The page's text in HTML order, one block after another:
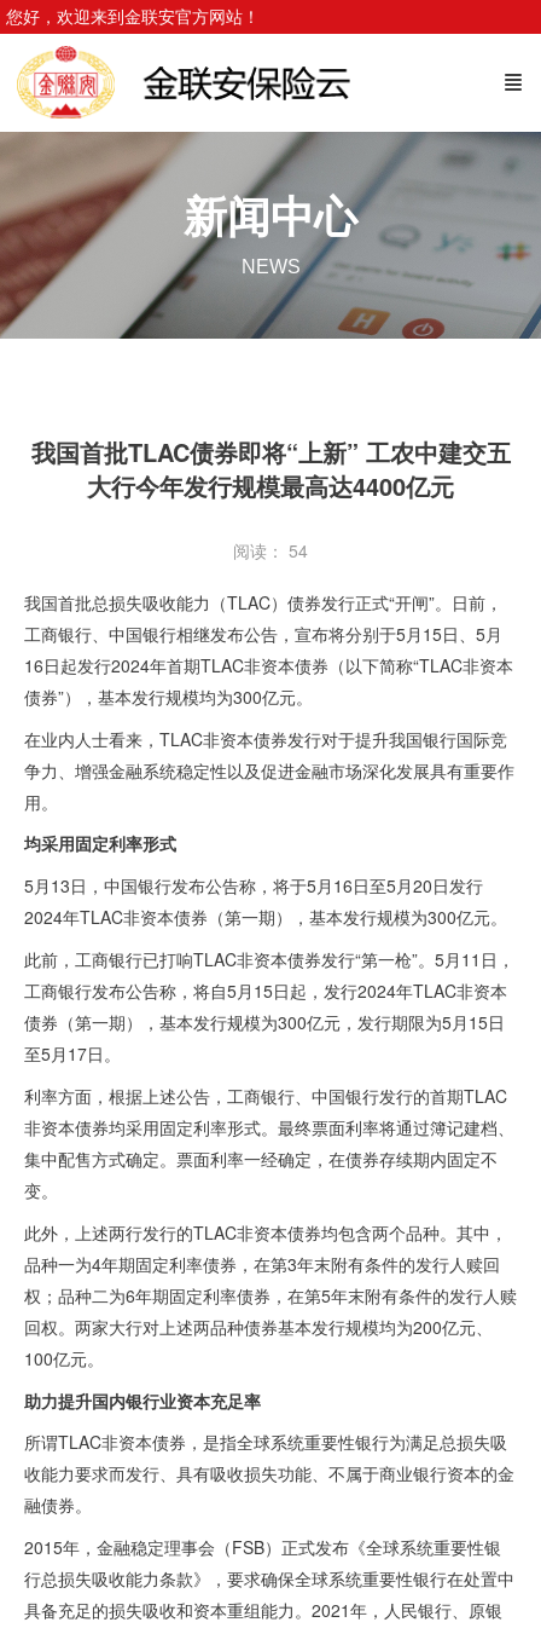
您好，欢迎来到金联安官方网站！
新闻中心
NEWS
我国首批TLAC债券即将“上新” 工农中建交五
大行今年发行规模最高达4400亿元
阅读： 54
我国首批总损失吸收能力（TLAC）债券发行正式“开闸”。日前，
工商银行、中国银行相继发布公告，宣布将分别于5月 15日、 5月
16日起发行2024年首期TLAC非资本债券（以下简称“TLAC非资本
债券”），基本发行规模均为300亿元。
在业内人士看来， TLAC非资本债券发行对于提升我国银行国际竞
争力、增强金融系统稳定性以及促进金融市场深化发展具有重要作
用。
均采用固定利率形式
5月 13日，中国银行发布公告称，将于5月 16日至5月20日发行
2024年TLAC非资本债券（第一期），基本发行规模为300亿元。
此前，工商银行已打响TLAC非资本债券发行“第一枪”。 5月 11 日，
工商银行发布公告称，将自5月 15日起，发行2024年TLAC非资本
债券（第一期），基本发行规模为300亿元，发行期限为5月 15日
至5月 17日。
利率方面，根据上述公告，工商银行、中国银行发行的首期TLAC
非资本债券均采用固定利率形式。最终票面利率将通过簿记建档、
集中配售方式确定。票面利率一经确定，在债券存续期内固定不
变。
此外，上述两行发行的TLAC非资本债券均包含两个品种。其中，
品种一为4年期固定利率债券，在第3年末附有条件的发行人赎回
权；品种二为6年期固定利率债券，在第5年末附有条件的发行人赎
回权。两家大行对上述两品种债券基本发行规模均为200亿元、
100亿元。
助力提升国内银行业资本充足率
所谓TLAC非资本债券，是指全球系统重要性银行为满足总损失吸
收能力要求而发行、具有吸收损失功能、不属于商业银行资本的金
融债券。
2015年，金融稳定理事会（FSB）正式发布《全球系统重要性银
行总损失吸收能力条款》，要求确保全球系统重要性银行在处置中
具备充足的损失吸收和资本重组能力。 2021年，人民银行、原银